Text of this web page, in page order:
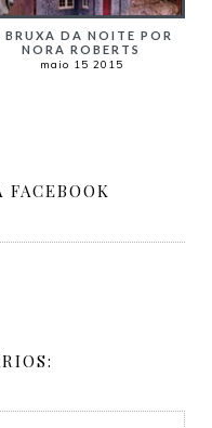
BRUXA DA NOITE POR
NORA ROBERTS
maio 15 2015